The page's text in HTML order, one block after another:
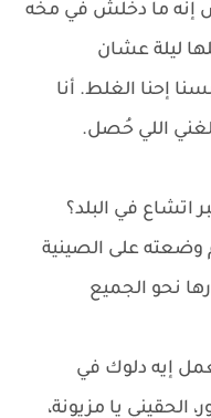
إنه ما دخلش في مخه
ليلة عشان
إحنا الغلط. أنا
اللي حُصل.
اتشاع في البلد؟
وضعته على الصينية
نحو الجميع
إيه دلوك في
الحقيني يا مزيونة،